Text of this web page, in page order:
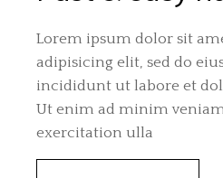
Lorem ipsum dolor sit
adipisicing elit, sed do
incididunt ut labore et
Ut enim ad minim
exercitation ulla